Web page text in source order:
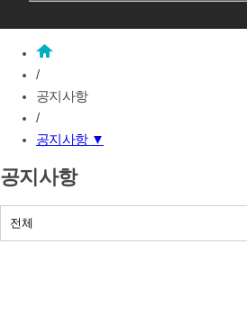
/
공지사항
/
공지사항 ▼
나눔사업공지
공지사항